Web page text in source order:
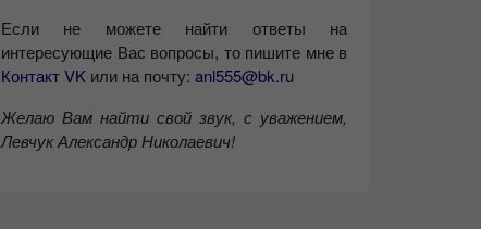
Если не можете найти ответы на
интересующие Вас вопросы, то пишите мне в
Контакт VK или на почту: anl555@bk.ru
Желаю Вам найти свой звук, с уважением,
Левчук Александр Николаевич!